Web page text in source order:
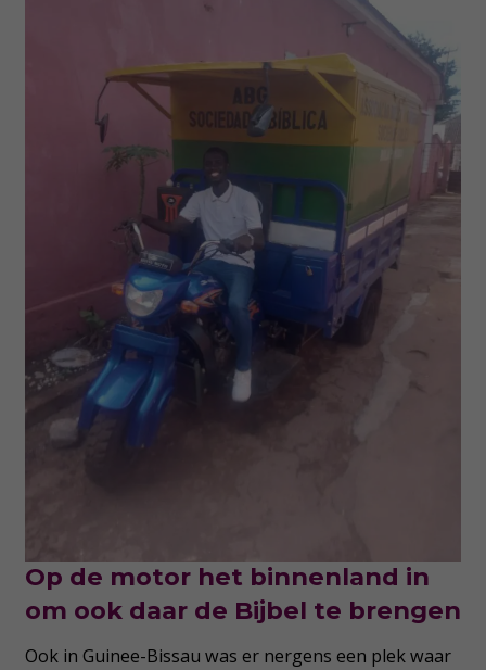
Op de motor het binnenland in
om ook daar de Bijbel te brengen
Ook in Guinee-Bissau was er nergens een plek waar